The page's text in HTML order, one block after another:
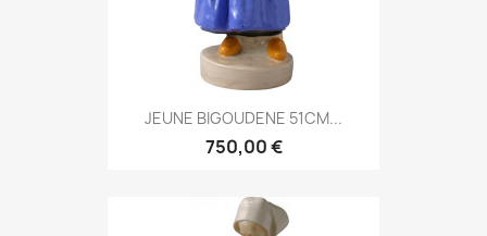
JEUNE BIGOUDENE 51CM...
750,00 €